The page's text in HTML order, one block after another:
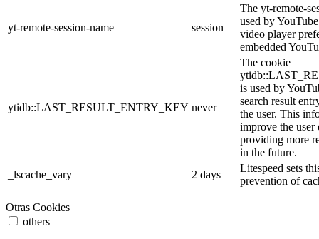
yt-remote-session-name session
The yt-remote-
used by
video player
embedded
ytidb::LAST_RESULT_ENTRY_KEY never
The cookie
is used by
search result
the user. This
improve the user
providing more
in the future.
_lscache_vary
2 days
Litespeed sets
prevention of
Otras Cookies
others